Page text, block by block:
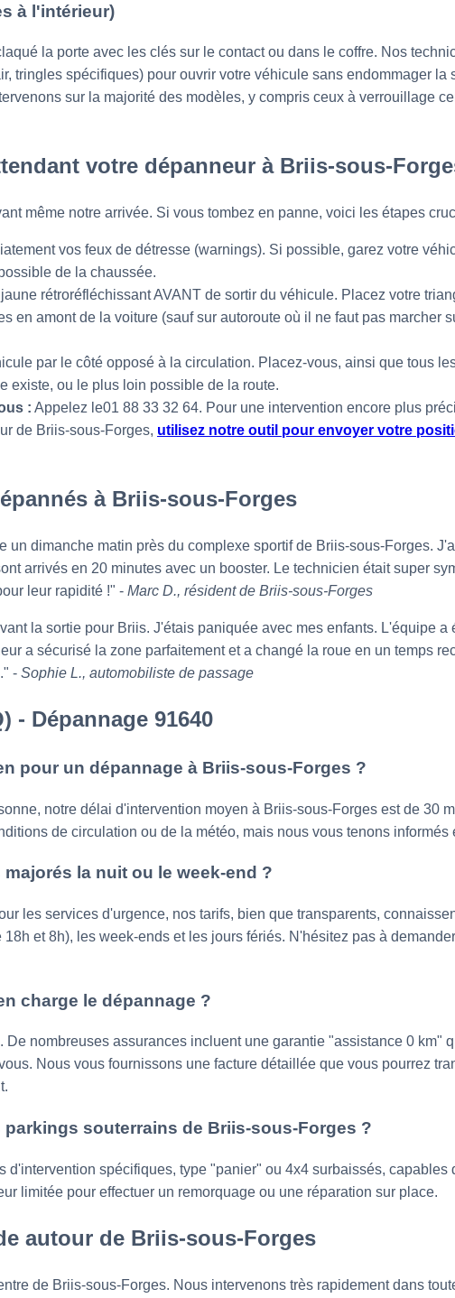
à l'intérieur)
la porte avec les clés sur le contact ou dans le coffre. Nos
tringles spécifiques) pour ouvrir votre véhicule sans endommager la
sur la majorité des modèles, y compris ceux à verrouillage
votre dépanneur à Briis-sous-
même notre arrivée. Si vous tombez en panne, voici les étapes
vos feux de détresse (warnings). Si possible, garez votre
de la chaussée.
rétroréfléchissant AVANT de sortir du véhicule. Placez votre
en amont de la voiture (sauf sur autoroute où il ne faut pas marcher
par le côté opposé à la circulation. Placez-vous, ainsi que tous
existe, ou le plus loin possible de la route.
: Appelez le01 88 33 32 64. Pour une intervention encore plus
de Briis-sous-Forges, utilisez notre outil pour envoyer votre
à Briis-sous-Forges
un dimanche matin près du complexe sportif de Briis-sous-Forges.
arrivés en 20 minutes avec un booster. Le technicien était super
leur rapidité !" - Marc D., résident de Briis-sous-Forges
la sortie pour Briis. J'étais paniquée avec mes enfants. L'équipe a
a sécurisé la zone parfaitement et a changé la roue en un temps
- Sophie L., automobiliste de passage
- Dépannage 91640
pour un dépannage à Briis-sous-Forges ?
notre délai d'intervention moyen à Briis-sous-Forges est de 30
de circulation ou de la météo, mais nous vous tenons informés
la nuit ou le week-end ?
les services d'urgence, nos tarifs, bien que transparents,
et 8h), les week-ends et les jours fériés. N'hésitez pas à
charge le dépannage ?
nombreuses assurances incluent une garantie "assistance 0 km"
Nous vous fournissons une facture détaillée que vous pourrez
souterrains de Briis-sous-Forges ?
d'intervention spécifiques, type "panier" ou 4x4 surbaissés, capables
limitée pour effectuer un remorquage ou une réparation sur place.
autour de Briis-sous-Forges
de Briis-sous-Forges. Nous intervenons très rapidement dans